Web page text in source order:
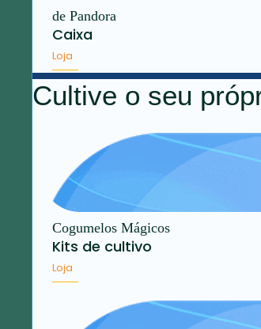
de Pandora
Caixa
Loja
Cultive o seu
Cogumelos Mágicos
Kits de cultivo
Loja